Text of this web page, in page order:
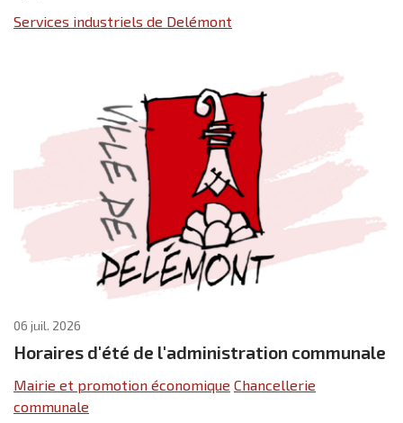
Services industriels de Delémont
06 juil. 2026
Horaires d'été de l'administration communale
Mairie et promotion économique Chancellerie
communale